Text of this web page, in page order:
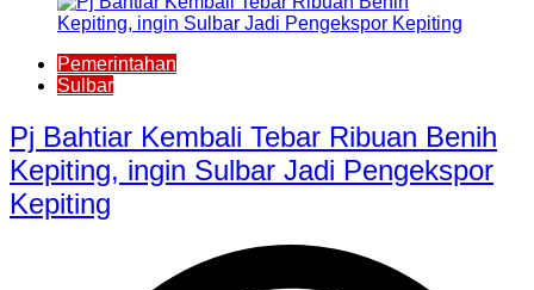
Pemerintahan
Sulbar
Pj Bahtiar Kembali Tebar Ribuan Benih
Kepiting, ingin Sulbar Jadi Pengekspor
Kepiting